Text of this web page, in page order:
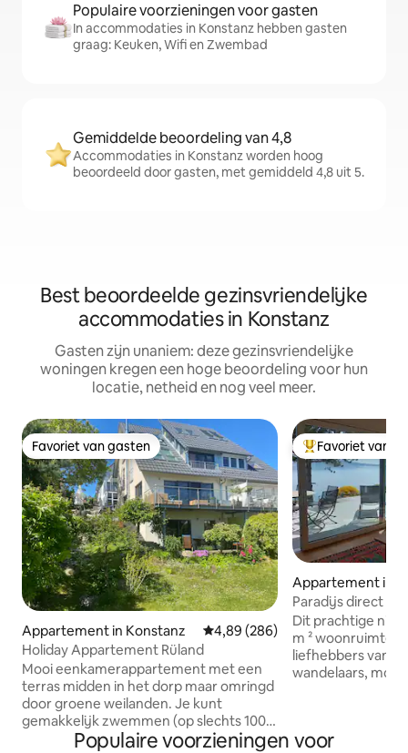
Populaire voorzieningen voor gasten
In accommodaties in Konstanz hebben gasten
graag: Keuken, Wifi en Zwembad
Gemiddelde beoordeling van 4,8
Accommodaties in Konstanz worden hoog
beoordeeld door gasten, met gemiddeld 4,8 uit 5.
Best beoordeelde gezinsvriendelijke
accommodaties in Konstanz
Gasten zijn unaniem: deze gezinsvriendelijke
woningen kregen een hoge beoordeling voor hun
locatie, netheid en nog veel meer.
Favoriet van gasten
Favoriet van gasten
Appartement in Konstanz Gemiddelde beoordeling van
4,89 (286)
Holiday Appartement Rüland
Mooi eenkamerappartement met een
terras midden in het dorp maar omringd
door groene weilanden. Je kunt
gemakkelijk zwemmen (op slechts 100
meter van een openbaar klein strand) en
Topfavoriet van
Favoriet van
Appartement in
dwigshafen
Paradijs direct
aan het water
Dit prachtige
m ² woonruimte)
liefhebbers van
wandelaars,
Konstanz zijn
Populaire voorzieningen voor